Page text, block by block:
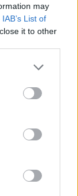
may
IAB’s List of
it to other
Google
may click to
tags to
Google